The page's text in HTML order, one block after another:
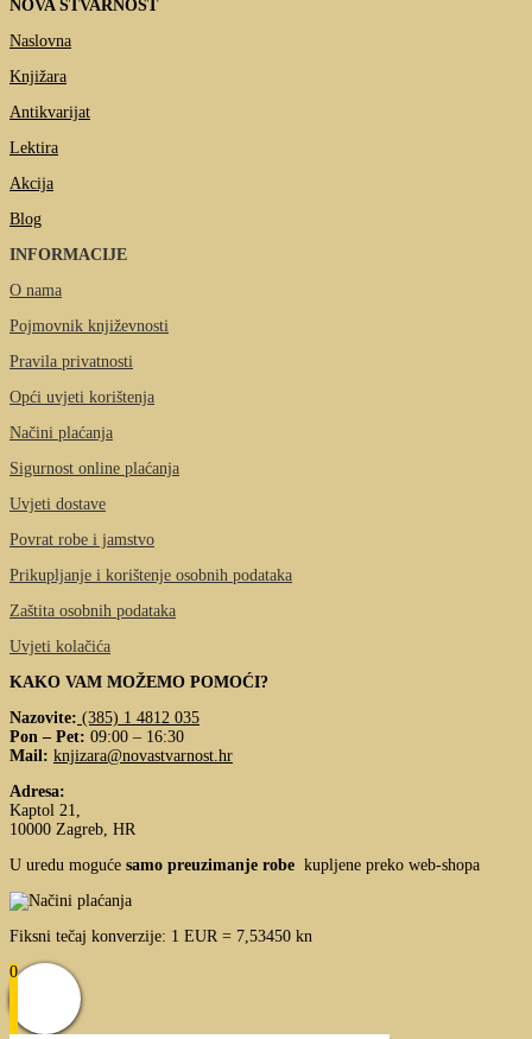
NOVA STVARNOST
Naslovna
Knjižara
Antikvarijat
Lektira
Akcija
Blog
INFORMACIJE
O nama
Pojmovnik književnosti
Pravila privatnosti
Opći uvjeti korištenja
Načini plaćanja
Sigurnost online plaćanja
Uvjeti dostave
Povrat robe i jamstvo
Prikupljanje i korištenje osobnih podataka
Zaštita osobnih podataka
Uvjeti kolačića
KAKO VAM MOŽEMO POMOĆI?
Nazovite: (385) 1 4812 035
Pon – Pet: 09:00 – 16:30
Mail: knjizara@novastvarnost.hr
Adresa:
Kaptol 21,
10000 Zagreb, HR
U uredu moguće samo preuzimanje robe kupljene preko web-shopa
Fiksni tečaj konverzije: 1 EUR = 7,53450 kn
0